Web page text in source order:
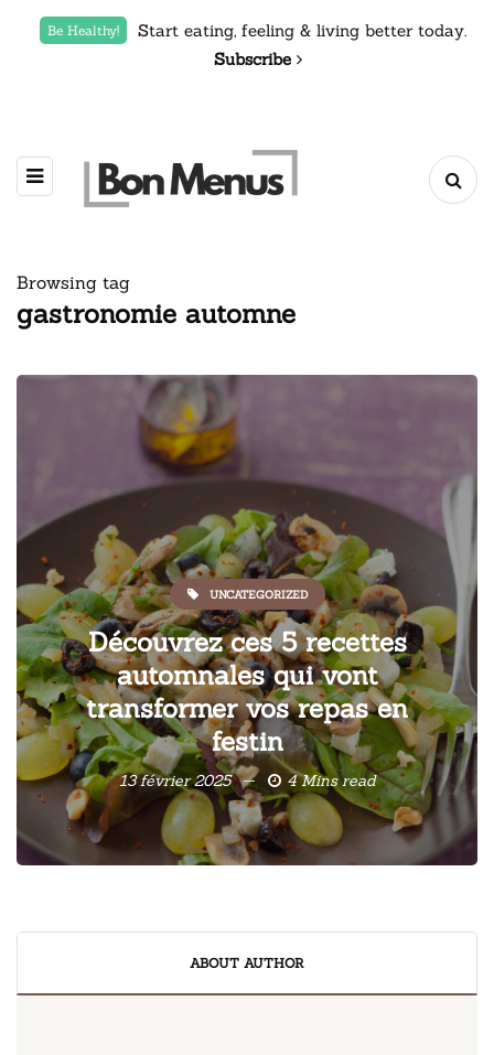
Be Healthy!
Start eating, feeling & living better today.
Subscribe
Browsing tag
gastronomie automne
UNCATEGORIZED
Découvrez ces 5 recettes
automnales qui vont
transformer vos repas en
festin
13 février 2025 4 Mins read
ABOUT AUTHOR